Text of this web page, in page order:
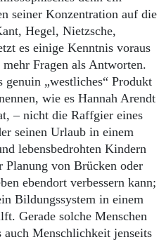
seiner Konzentration auf die
Hegel, Nietzsche,
es einige Kenntnis voraus
Fragen als Antworten.
genuin „westliches“ Produkt
wie es Hannah Arendt
– nicht die Raffgier eines
seinen Urlaub in einem
lebensbedrohten Kindern
von Brücken oder
ebendort verbessern kann;
Bildungssystem in einem
Gerade solche Menschen
auch Menschlichkeit jenseits